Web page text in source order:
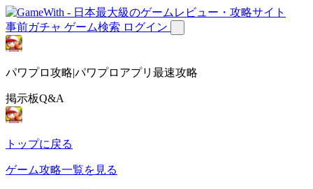
事前ガチャ ゲーム検索 ログイン
パワプロ攻略|パワプロアプリ最速攻略
掲示板Q&A
トップに戻る
ゲーム攻略一覧を見る